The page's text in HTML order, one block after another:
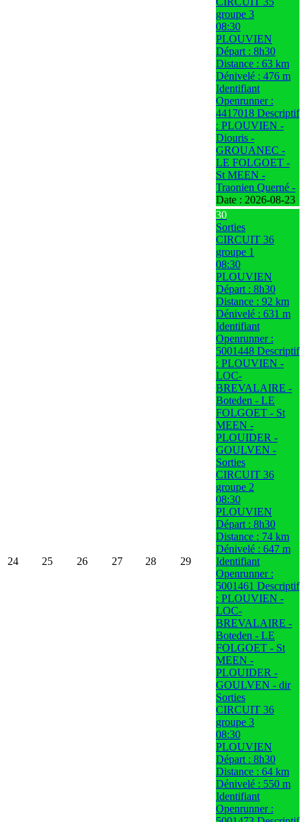
groupe 3
08:30
PLOUVIEN
Départ : 8h30
Distance : 63 km
Dénivelé : 476 m
Identifiant
Openrunner :
4417018 Descriptif
: PLOUVIEN -
Diouris -
GROUANEC -
LE FOLGOET -
St MEEN -
Traonien Querné -
Date : 2026-08-23
24 25 26 27 28 29
30
Sorties
CIRCUIT 36
groupe 1
08:30
PLOUVIEN
Départ : 8h30
Distance : 92 km
Dénivelé : 631 m
Identifiant
Openrunner :
5001448 Descriptif
: PLOUVIEN -
LOC-
BREVALAIRE -
Boteden - LE
FOLGOET - St
MEEN -
PLOUIDER -
GOULVEN -
Sorties
CIRCUIT 36
groupe 2
08:30
PLOUVIEN
Départ : 8h30
Distance : 74 km
Dénivelé : 647 m
Identifiant
Openrunner :
5001461 Descriptif
: PLOUVIEN -
LOC-
BREVALAIRE -
Boteden - LE
FOLGOET - St
MEEN -
PLOUIDER -
GOULVEN - dir
Sorties
CIRCUIT 36
groupe 3
08:30
PLOUVIEN
Départ : 8h30
Distance : 64 km
Dénivelé : 550 m
Identifiant
Openrunner :